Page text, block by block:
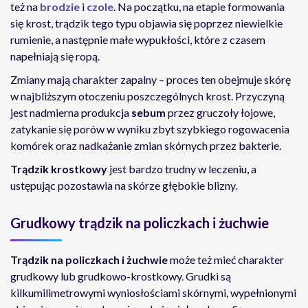
też na brodzie i czole. Na początku, na etapie formowania
się krost, trądzik tego typu objawia się poprzez niewielkie
rumienie, a następnie małe wypukłości, które z czasem
napełniają się ropą.
Zmiany mają charakter zapalny – proces ten obejmuje skórę
w najbliższym otoczeniu poszczególnych krost. Przyczyną
jest nadmierna produkcja sebum przez gruczoły łojowe,
zatykanie się porów w wyniku zbyt szybkiego rogowacenia
komórek oraz nadkażanie zmian skórnych przez bakterie.
Trądzik krostkowy jest bardzo trudny w leczeniu, a
ustępując pozostawia na skórze głębokie blizny.
Grudkowy trądzik na policzkach i żuchwie
Trądzik na policzkach i żuchwiemoże też mieć charakter
grudkowy lub grudkowo-krostkowy. Grudki są
kilkumilimetrowymi wyniosłościami skórnymi, wypełnionymi